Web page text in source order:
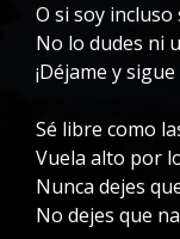
O si soy
No lo dudes ni
¡Déjame y
Sé libre como
Vuela alto por
Nunca dejes
No dejes que